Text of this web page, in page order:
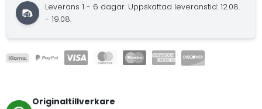
Leverans 1 - 6 dagar. Uppskattad leveranstid: 12.08.
- 19.08.
Originaltillverkare